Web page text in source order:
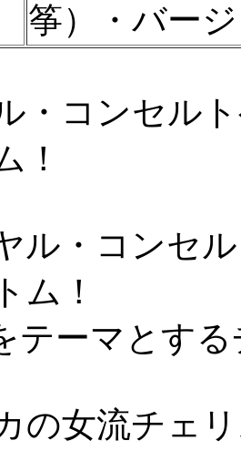
筝）・バー
・コンセル
！
・コンセル
ム！
ーマとする
の女流チェ